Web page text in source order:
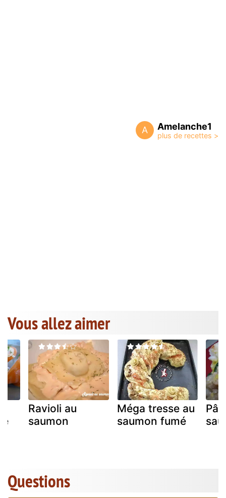
A Amelanche1
Vous allez aimer
Ravioli au
saumon
Méga tresse au
saumon fumé
Questions